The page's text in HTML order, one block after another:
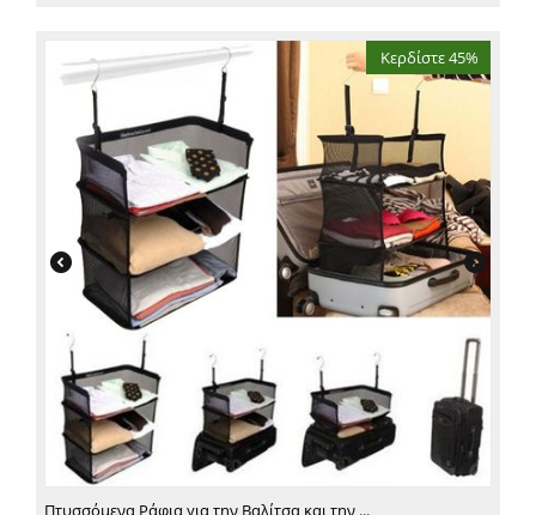
Κερδίστε 45%
Πτυσσόμενα Ράφια για την Βαλίτσα και την ...